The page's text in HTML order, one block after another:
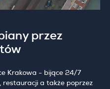
przez
Krakowa - bijące 24/7
restauracji a także poprzez